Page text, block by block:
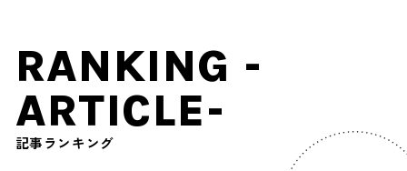
RANKING -
ARTICLE-
記事ランキング